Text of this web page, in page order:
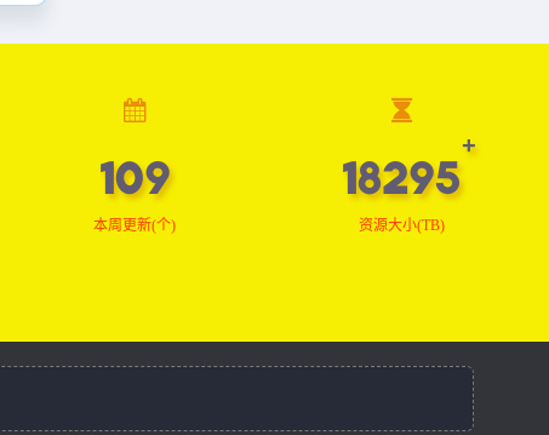
109
本周更新(个)
18389
资源大小(TB)